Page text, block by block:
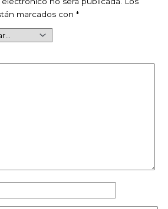
marcados con *